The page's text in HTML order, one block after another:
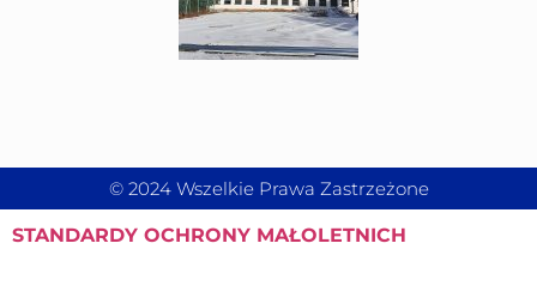
© 2024 Wszelkie Prawa Zastrzeżone
STANDARDY OCHRONY MAŁOLETNICH